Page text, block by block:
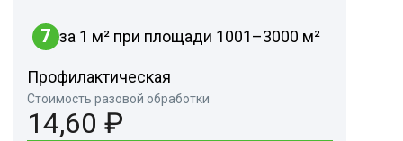
7 за 1 м² при площади 1001–3000 м²
Профилактическая
Стоимость разовой обработки
14,60 ₽